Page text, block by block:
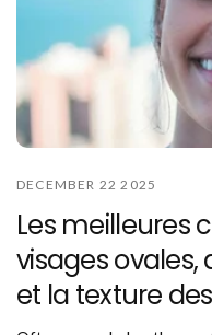
DECEMBER 22 2025
Les meilleures
visages ovales,
et la texture